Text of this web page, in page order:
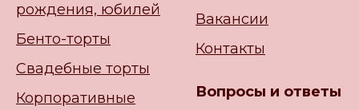
рождения, юбилей
Бенто-торты
Свадебные торты
Корпоративные
Вакансии
Контакты
Вопросы и ответы